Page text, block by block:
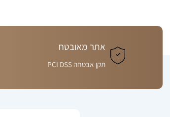
אתר מאובטח
תקן אבטחה PCI DSS